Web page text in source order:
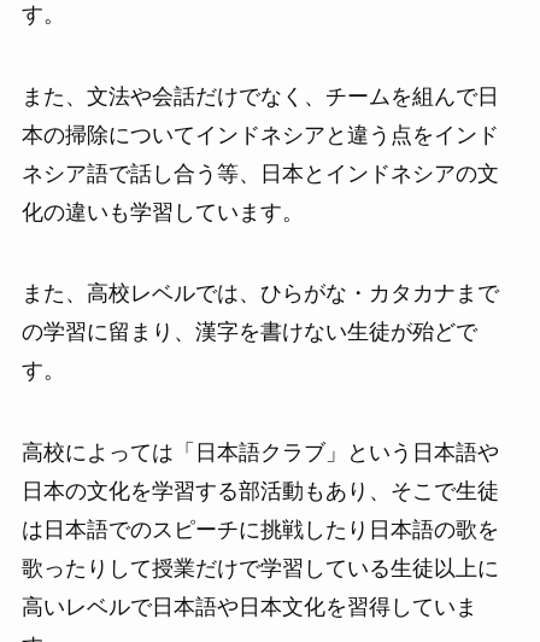
す。
また、文法や会話だけでなく、チームを組んで日
本の掃除についてインドネシアと違う点をインド
ネシア語で話し合う等、日本とインドネシアの文
化の違いも学習しています。
また、高校レベルでは、ひらがな・カタカナまで
の学習に留まり、漢字を書けない生徒が殆どで
す。
高校によっては「日本語クラブ」という日本語や
日本の文化を学習する部活動もあり、そこで生徒
は日本語でのスピーチに挑戦したり日本語の歌を
歌ったりして授業だけで学習している生徒以上に
高いレベルで日本語や日本文化を習得していま